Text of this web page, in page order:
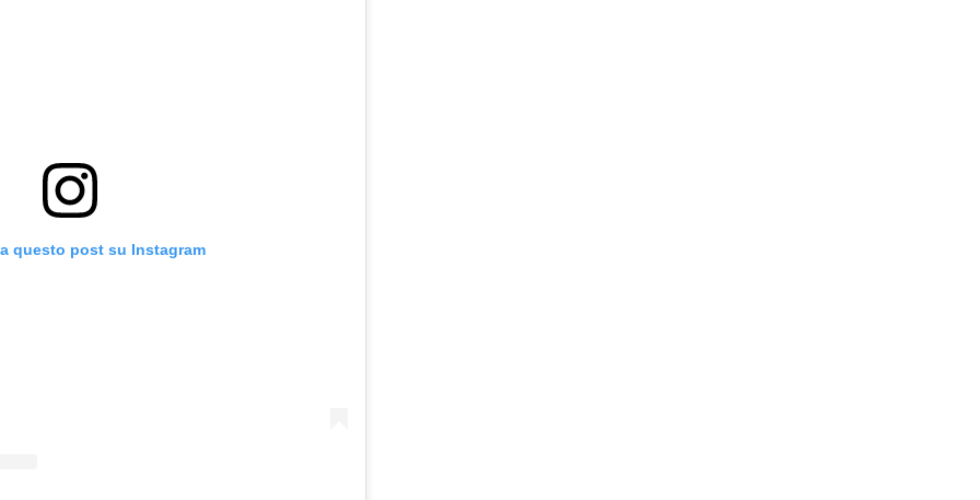
questo post su Instagram